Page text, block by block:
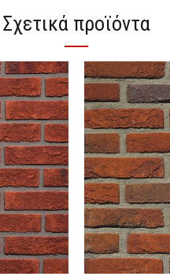
Σχετικά προϊόντα